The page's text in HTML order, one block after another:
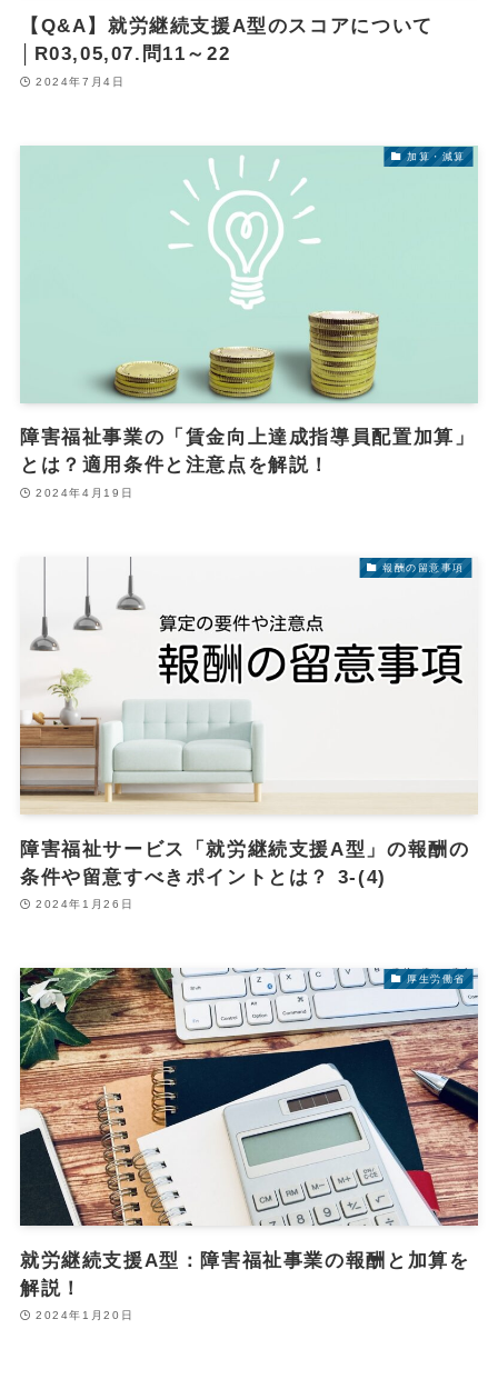
【Q&A】就労継続支援A型のスコアについて
│R03,05,07.問11～22
2024年7月4日
加算・減算
障害福祉事業の「賃金向上達成指導員配置加算」
とは？適用条件と注意点を解説！
2024年4月19日
報酬の留意事項
障害福祉サービス「就労継続支援A型」の報酬の
条件や留意すべきポイントとは？ 3-(4)
2024年1月26日
厚生労働省
就労継続支援A型：障害福祉事業の報酬と加算を
解説！
2024年1月20日